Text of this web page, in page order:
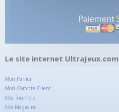
Le site internet UltraJeux.com
Mon Panier
Mon Compte Client
Nos Tournois
Nos Magasins